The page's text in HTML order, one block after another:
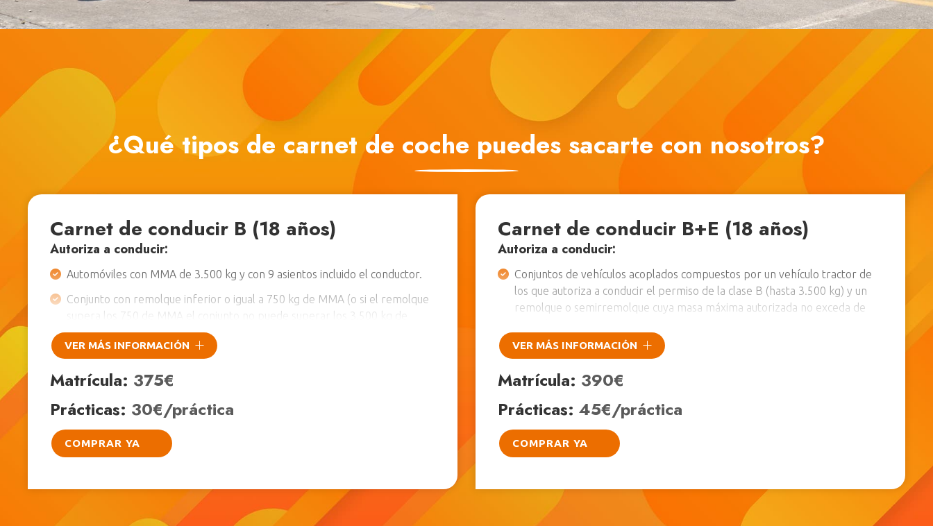
¿Qué tipos de carnet de coche puedes sacarte con nosotros?
Carnet de conducir B (18 años)
Autoriza a conducir:
Automóviles con MMA de 3.500 kg y con 9 asientos incluido el conductor.
Conjunto con remolque inferior o igual a 750 kg de MMA (o si el remolque
supera los 750 de MMA el conjunto no puede superar los 3.500 kg de
MMA).
Triciclos y cuatriciclos de motor. Es necesario tener 21 años para triciclos
con potencia máxima de 15 kW.
Vehículos especiales no agrícolas o sus conjuntos cuya velocidad máxima no
supere los 40 km/h y MMA 3.500 kg. Todo tipo de vehículo especial
agrícola.
*Exención del teórico común poseyendo permiso A1 o A2.
VER MÁS INFORMACIÓN
Matrícula: 375€
Prácticas: 30€/práctica
COMPRAR YA
Carnet de conducir B+E (18 años)
Autoriza a conducir:
Conjuntos de vehículos acoplados compuestos por un vehículo tractor de
los que autoriza a conducir el permiso de la clase B (hasta 3.500 kg) y un
remolque o semirremolque cuya masa máxima autorizada no exceda de
Pruebas a superar: 1 examen específico, 1 examen práctico de circuito
cerrado y 1 examen práctico de circulación en vías abiertas al tráfico.
posesión del permiso B.
VER MÁS INFORMACIÓN
Matrícula: 390€
Prácticas:45€/práctica
COMPRAR YA